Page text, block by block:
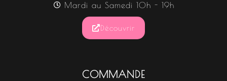
Mardi au Samedi 10h - 19h
Découvrir
COMMANDE